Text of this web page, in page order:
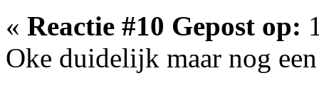
« Reactie #10 Gepost op:
Oke duidelijk maar nog